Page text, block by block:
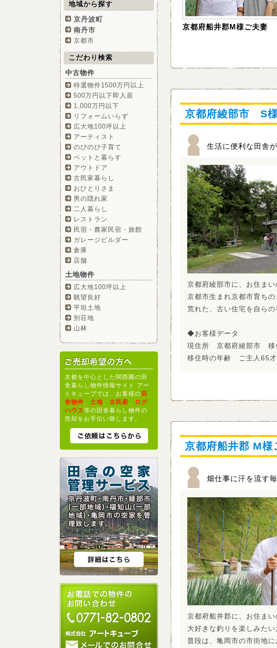
京都府船井郡M様ご夫妻
京都府綾部市 S
生活に便利な田舎が
京都府綾部市に、お住まい
京都市生まれ京都市育ち
荒れた、古い住宅を自ら
◆お客様データ
現住所 京都府綾部市
移住時の年齢 ご主人65
京都府船井郡 M様
畑仕事に汗を流す
京都府船井郡に、お住まい
大好きな釣りを楽しみた
普段は、亀岡市の市街地
地域から探す
京丹波町
南丹市
京都市
こだわり検索
中古物件
特選物件1500万円以上
500万円以下即入居
1,000万円以下
リフォームいらず
広大地100坪以上
アーティスト
のびのび子育て
ペットと暮らす
アウトドア
古民家暮らし
おひとりさま
男の隠れ家
二人暮らし
レストラン
民宿・農家民宿・旅館
ガレージビルダー
倉庫
店舗
土地物件
広大地100坪以上
眺望良好
平坦土地
別荘地
山林
京都を中心とした関西圏の田
舎暮らし物件情報サイト アー
トキューブでは、お客様の田
舎物件
土地 古民家
ログ
ハウス等の田舎暮らし物件の
売却をお手伝い致します。